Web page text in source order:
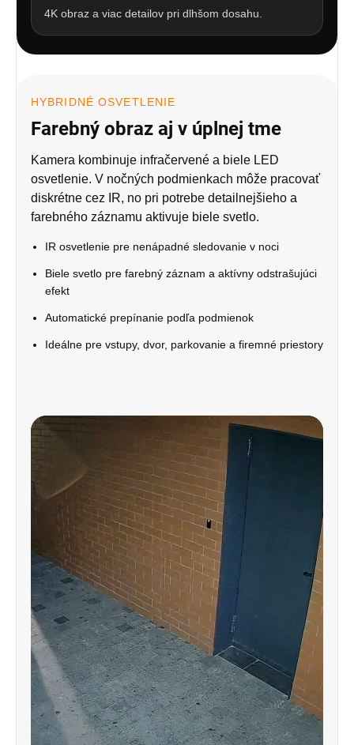
4K obraz a viac detailov pri dlhšom dosahu.
HYBRIDNÉ OSVETLENIE
Farebný obraz aj v úplnej tme
Kamera kombinuje infračervené a biele LED
osvetlenie. V nočných podmienkach môže pracovať
diskrétne cez IR, no pri potrebe detailnejšieho a
farebného záznamu aktivuje biele svetlo.
IR osvetlenie pre nenápadné sledovanie v noci
Biele svetlo pre farebný záznam a aktívny odstrašujúci
efekt
Automatické prepínanie podľa podmienok
Ideálne pre vstupy, dvor, parkovanie a firemné priestory